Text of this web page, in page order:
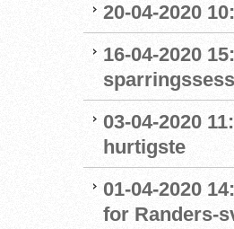
20-04-2020
16-04-2020
03-04-2020
hurtigste
01-04-2020
for Randers-